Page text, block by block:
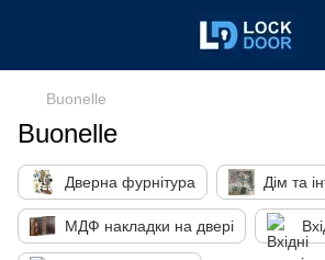
Buonelle
Buonelle
Дверна фурнітура Дім та
МДФ накладки на двері